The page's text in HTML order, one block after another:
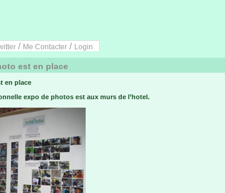
/ Me Contacter / Login
est en place
en place
expo de photos est aux murs de l’hotel.